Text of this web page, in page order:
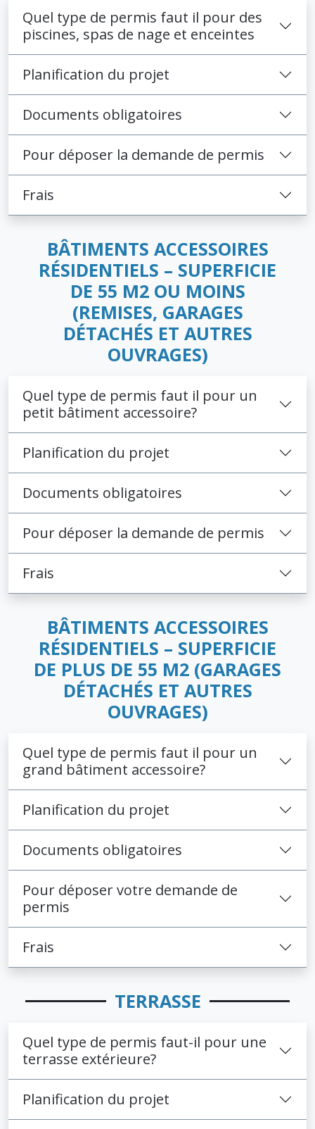
Quel type de permis faut il pour des
piscines, spas de nage et enceintes
Planification du projet
Documents obligatoires
Pour déposer la demande de permis
Frais
BÂTIMENTS ACCESSOIRES
RÉSIDENTIELS – SUPERFICIE
DE 55 M2 OU MOINS
(REMISES, GARAGES
DÉTACHÉS ET AUTRES
OUVRAGES)
Quel type de permis faut il pour un
petit bâtiment accessoire?
Planification du projet
Documents obligatoires
Pour déposer la demande de permis
Frais
BÂTIMENTS ACCESSOIRES
RÉSIDENTIELS – SUPERFICIE
DE PLUS DE 55 M2 (GARAGES
DÉTACHÉS ET AUTRES
OUVRAGES)
Quel type de permis faut il pour un
grand bâtiment accessoire?
Planification du projet
Documents obligatoires
Pour déposer votre demande de
permis
Frais
TERRASSE
Quel type de permis faut-il pour une
terrasse extérieure?
Planification du projet